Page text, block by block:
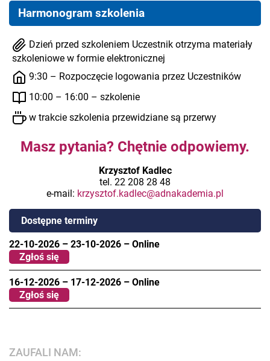
Harmonogram szkolenia
Dzień przed szkoleniem Uczestnik otrzyma materiały
szkoleniowe w formie elektronicznej
9:30 – Rozpoczęcie logowania przez Uczestników
10:00 – 16:00 – szkolenie
w trakcie szkolenia przewidziane są przerwy
Masz pytania? Chętnie odpowiemy.
Krzysztof Kadlec
tel. 22 208 28 48
e-mail: krzysztof.kadlec@adnakademia.pl
Dostępne terminy
22-10-2026 – 23-10-2026 – Online
Zgłoś się
16-12-2026 – 17-12-2026 – Online
Zgłoś się
ZAUFALI NAM: